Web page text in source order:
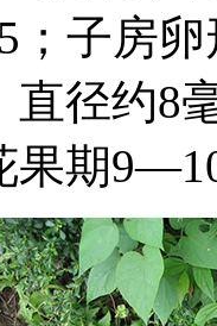
；子房
直径约8
果期